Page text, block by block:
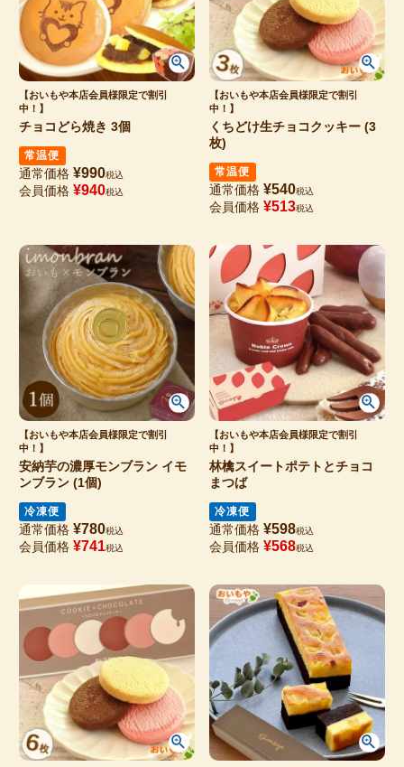
【おいもや本店会員様限定で割引
中！】
チョコどら焼き 3個
常温便
通常価格 ¥990税込
会員価格 ¥940税込
【おいもや本店会員様限定で割引
中！】
くちどけ生チョコクッキー (3
枚)
常温便
通常価格 ¥540税込
会員価格 ¥513税込
【おいもや本店会員様限定で割引
中！】
安納芋の濃厚モンブラン イモ
ンブラン (1個)
冷凍便
通常価格 ¥780税込
会員価格 ¥741税込
【おいもや本店会員様限定で割引
中！】
林檎スイートポテトとチョコ
まつば
冷凍便
通常価格 ¥598税込
会員価格 ¥568税込